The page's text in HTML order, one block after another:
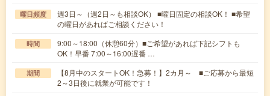
曜日頻度
週3日～（週2日～も相談OK） ■曜日固定の相談OK！ ■希望
の曜日があればご相談ください！
時間
9:00～18:00（休憩60分）■ご希望があれば下記シフトも
OK！早番 7:00～16:00遅番 …
期間
【8月中のスタートOK！急募！】2カ月～ ■ご応募から最短
2～3日後に就業が可能です！